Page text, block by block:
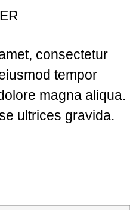
consectetur
tempor
magna aliqua.
ultrices gravida.